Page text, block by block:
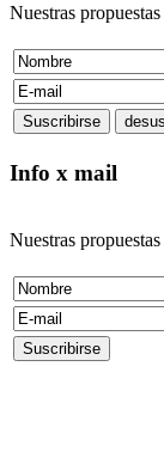
Nuestras
Info x mail
Nuestras